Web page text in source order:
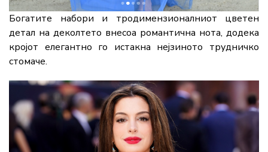
Богатите набори и тродимензионалниот цветен
детал на деколтето внесоа романтична нота, додека
кројот елегантно го истакна нејзиното трудничко
стомаче.